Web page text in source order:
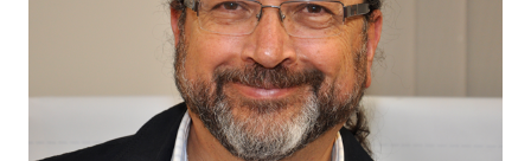
intención de traer cultura a Barichara, pero subestiman al
público de un modo vergonzoso. El público de Barichara es
gente que ha tenido acceso a la cultura y los que no lo han
tenido no son tan ciegos para no notar las fallas. Pero para
que no se crea que...